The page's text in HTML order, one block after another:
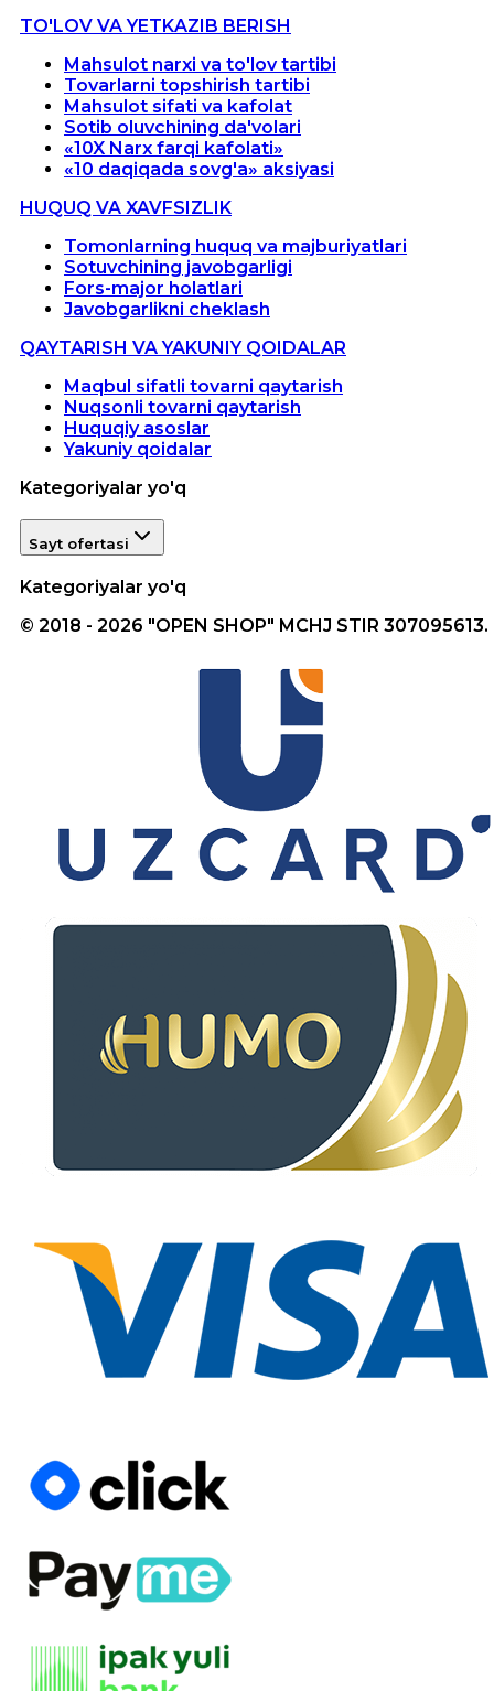
TO'LOV VA YETKAZIB BERISH
Mahsulot narxi va to'lov tartibi
Tovarlarni topshirish tartibi
Mahsulot sifati va kafolat
Sotib oluvchining da'volari
«10X Narx farqi kafolati»
«10 daqiqada sovg'a» aksiyasi
HUQUQ VA XAVFSIZLIK
Tomonlarning huquq va majburiyatlari
Sotuvchining javobgarligi
Fors-major holatlari
Javobgarlikni cheklash
QAYTARISH VA YAKUNIY QOIDALAR
Maqbul sifatli tovarni qaytarish
Nuqsonli tovarni qaytarish
Huquqiy asoslar
Yakuniy qoidalar
Kategoriyalar yo'q
Sayt ofertasi
Kategoriyalar yo'q
© 2018 - 2026 "OPEN SHOP" MCHJ STIR 307095613.